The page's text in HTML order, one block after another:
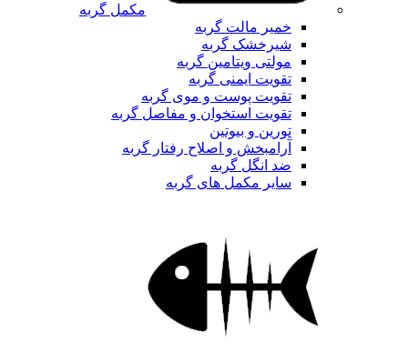
مکمل گربه
خمیر مالت گربه
شیرخشک گربه
مولتی ویتامین گربه
تقویت ایمنی گربه
تقویت پوست و موی گربه
تقویت استخوان و مفاصل گربه
تورین و بیوتین
آرامبخش و اصلاح رفتار گربه
ضد انگل گربه
سایر مکمل های گربه